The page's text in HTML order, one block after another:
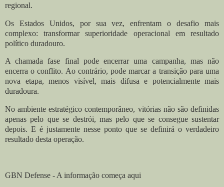
regional.
Os Estados Unidos, por sua vez, enfrentam o desafio mais
complexo: transformar superioridade operacional em resultado
político duradouro.
A chamada fase final pode encerrar uma campanha, mas não
encerra o conflito. Ao contrário, pode marcar a transição para uma
nova etapa, menos visível, mais difusa e potencialmente mais
duradoura.
No ambiente estratégico contemporâneo, vitórias não são definidas
apenas pelo que se destrói, mas pelo que se consegue sustentar
depois. E é justamente nesse ponto que se definirá o verdadeiro
resultado desta operação.
GBN Defense - A informação começa aqui